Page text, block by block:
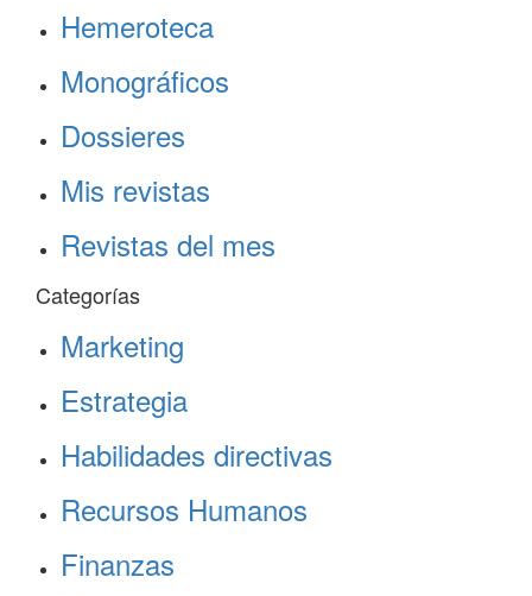
Hemeroteca
Monográficos
Dossieres
Mis revistas
Revistas del mes
Categorías
Marketing
Estrategia
Habilidades directivas
Recursos Humanos
Finanzas